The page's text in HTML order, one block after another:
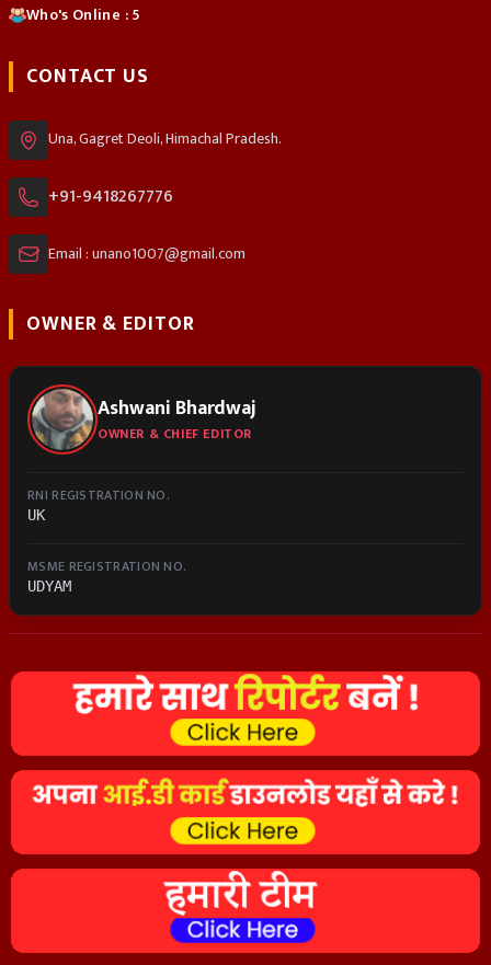
Who's Online : 5
CONTACT US
Una, Gagret Deoli, Himachal Pradesh.
+91-9418267776
Email : unano1007@gmail.com
OWNER & EDITOR
Ashwani Bhardwaj
OWNER & CHIEF EDITOR
RNI REGISTRATION NO.
UK
MSME REGISTRATION NO.
UDYAM